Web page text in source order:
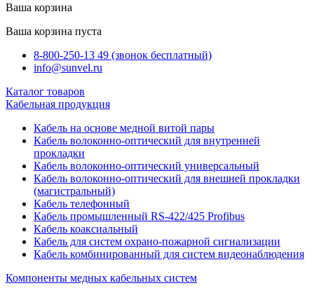
Ваша корзина
Ваша корзина пуста
8-800-250-13 49 (звонок бесплатный)
info@sunvel.ru
Каталог товаров
Кабельная продукция
Кабель на основе медной витой пары
Кабель волоконно-оптический для внутренней
прокладки
Кабель волоконно-оптический универсальный
Кабель волоконно-оптический для внешней прокладки
(магистральный)
Кабель телефонный
Кабель промышленный RS-422/425 Profibus
Кабель коаксиальный
Кабель для систем охрано-пожарной сигнализации
Кабель комбинированный для систем видеонаблюдения
Компоненты медных кабельных систем